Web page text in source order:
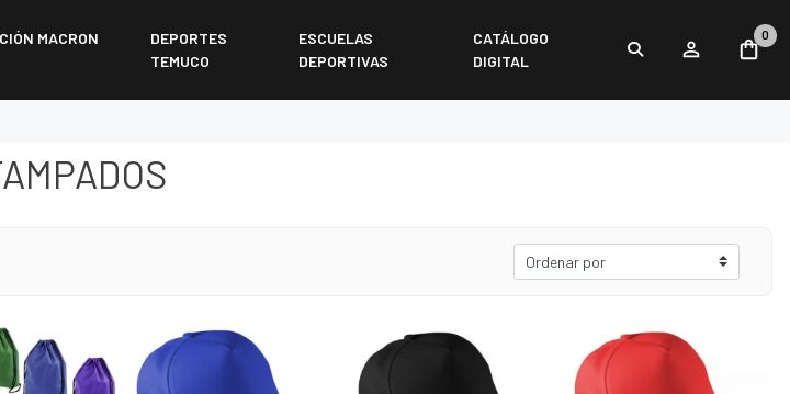
MACRON
DEPORTES
TEMUCO
ESCUELAS
DEPORTIVAS
CATÁLOGO
DIGITAL
0